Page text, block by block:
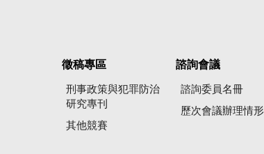
徵稿專區
刑事政策與犯罪防治
研究專刊
其他競賽
諮詢會議
諮詢委員名冊
歷次會議辦理情形